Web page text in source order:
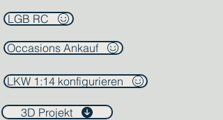
LGB RC
Occasions Ankauf
LKW 1:14 konfigurieren
3D Projekt